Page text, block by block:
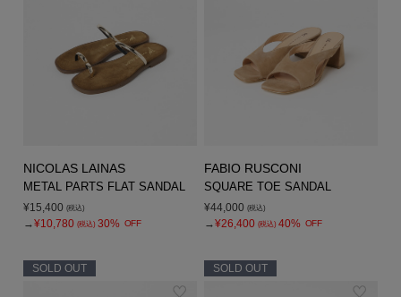
NICOLAS LAINAS
METAL PARTS FLAT SANDAL
¥15,400 (税込)
→¥10,780 (税込) 30% OFF
FABIO RUSCONI
SQUARE TOE SANDAL
¥44,000 (税込)
→¥26,400 (税込) 40% OFF
SOLD OUT SOLD OUT